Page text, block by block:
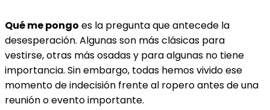
Qué me pongo es la pregunta que antecede la
desesperación. Algunas son más clásicas para
vestirse, otras más osadas y para algunas no tiene
importancia. Sin embargo, todas hemos vivido ese
momento de indecisión frente al ropero antes de una
reunión o evento importante.